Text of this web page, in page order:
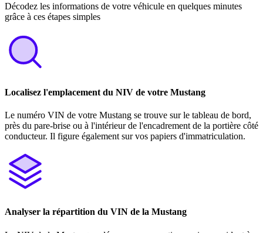
Décodez les informations de votre véhicule en quelques minutes
grâce à ces étapes simples
Localisez l'emplacement du NIV de votre Mustang
Le numéro VIN de votre Mustang se trouve sur le tableau de bord,
près du pare-brise ou à l'intérieur de l'encadrement de la portière côté
conducteur. Il figure également sur vos papiers d'immatriculation.
Analyser la répartition du VIN de la Mustang